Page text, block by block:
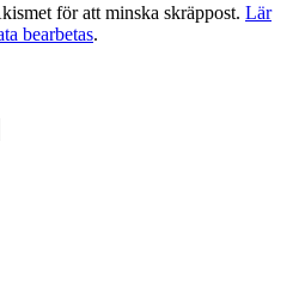
för att minska skräppost. Lär
bearbetas.